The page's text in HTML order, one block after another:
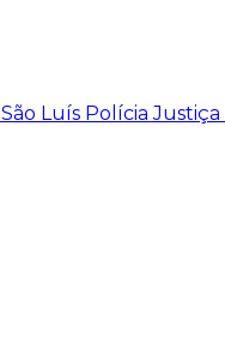
São Luís PolíciaJustiça